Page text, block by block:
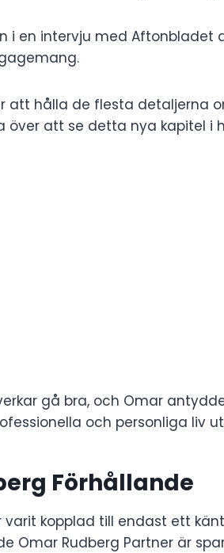
i en intervju med Aftonbladet
att hålla de flesta detaljerna
över att se detta nya kapitel i
gå bra, och Omar
och personliga liv
Förhållande
varit kopplad till endast ett
Omar Rudberg Partner är